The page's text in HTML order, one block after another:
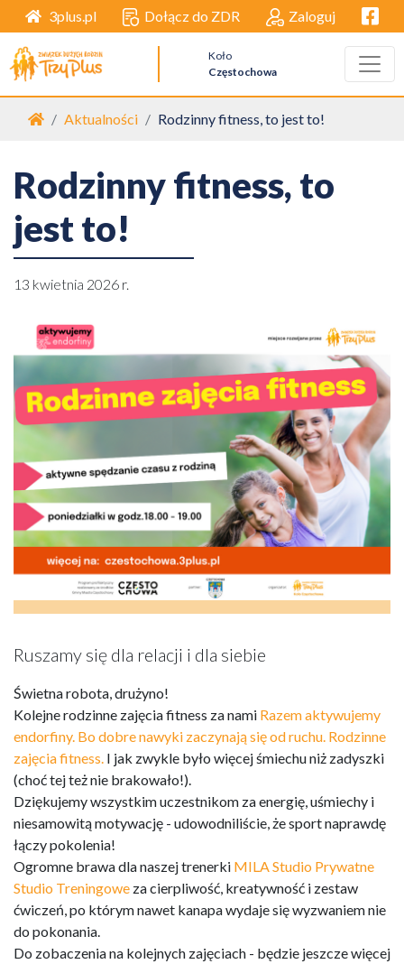
3plus.pl Dołącz do ZDR Zaloguj
Koło
Częstochowa
Strona główna
Aktualności Rodzinny fitness, to jest to!
Rodzinny fitness, to
jest to!
13 kwietnia 2026 r.
Ruszamy się dla relacji i dla siebie
Świetna robota, drużyno!
Kolejne rodzinne zajęcia fitness za nami Razem aktywujemy
endorfiny. Bo dobre nawyki zaczynają się od ruchu. Rodzinne
zajęcia fitness. I jak zwykle było więcej śmiechu niż zadyszki
(choć tej też nie brakowało!).
Dziękujemy wszystkim uczestnikom za energię, uśmiechy i
niesamowitą motywację - udowodniliście, że sport naprawdę
łączy pokolenia!
Ogromne brawa dla naszej trenerki MILA Studio Prywatne
Studio Treningowe za cierpliwość, kreatywność i zestaw
ćwiczeń, po którym nawet kanapa wydaje się wyzwaniem nie
do pokonania.
Do zobaczenia na kolejnych zajęciach - będzie jeszcze więcej